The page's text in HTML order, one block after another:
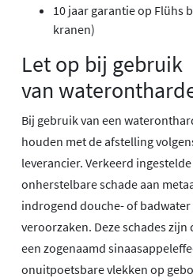
10 jaar garantie op Flühs
kranen)
Let op bij gebruik
van
Bij gebruik van een
houden met de afstelling
leverancier. Verkeerd
onherstelbare schade aan
indrogend douche- of
veroorzaken. Deze schades
een zogenaamd
onuitpoetsbare vlekken op